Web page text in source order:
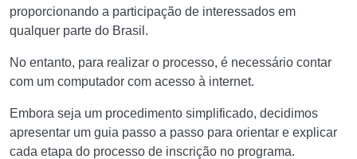
proporcionando a participação de interessados em
qualquer parte do Brasil.
No entanto, para realizar o processo, é necessário contar
com um computador com acesso à internet.
Embora seja um procedimento simplificado, decidimos
apresentar um guia passo a passo para orientar e explicar
cada etapa do processo de inscrição no programa.